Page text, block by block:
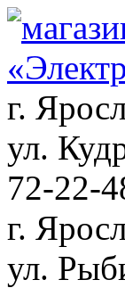
г.
ул.
72-22-
г.
ул.